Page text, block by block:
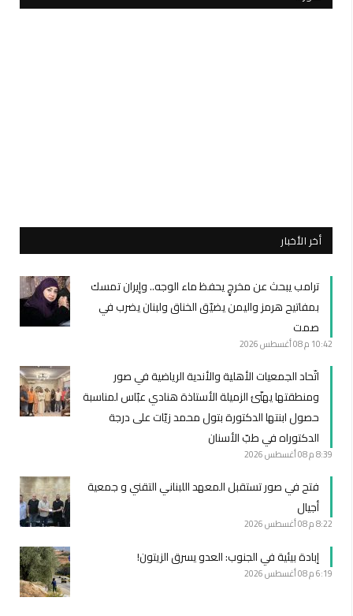
أخر الأخبار
ترامب يبحث عن مخرجٍ يحفظ ماء الوجه.. وإيران تمسك
بمفاتيح هرمز واليمن يضيّق الخناق ولبنان يضرب في
صمت
10:42 م 08 أغسطس 2026
اتّحاد الجمعيات الأهلية والأندية الرياضية في صور
ومنطقتها يهنّئ الزميلة الأستاذة هنادي عبّاس لمناسبة
حصول ابنتها الدكتورة بتول محمد زيّات على درجة
الدكتوراه في طبّ الأسنان
8:39 م 08 أغسطس 2026
فتح في صور تستقبل المعهد اللبناني التقني و جمعية
أجيال
8:22 م 08 أغسطس 2026
إبادة بيئية في الجنوب: العدو يسرق الزيتون!
6:19 م 08 أغسطس 2026